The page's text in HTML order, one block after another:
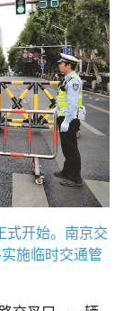
开始。南京交
施临时交通管